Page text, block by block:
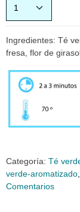
Ingredientes: Té
fresa, flor de
Categoría: Té
verde-aromatizado
Comentarios